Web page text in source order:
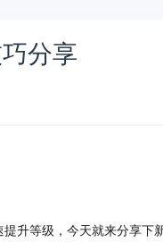
分享
升等级，今天就来分享下